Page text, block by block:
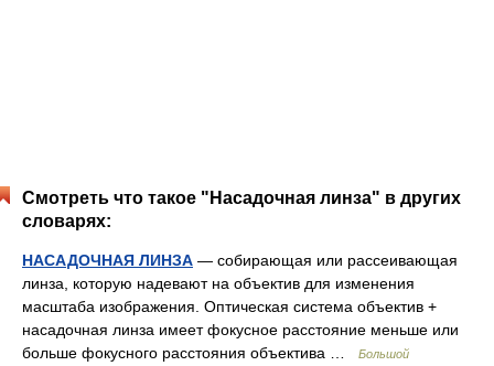
Смотреть что такое "Насадочная линза" в других
словарях:
НАСАДОЧНАЯ ЛИНЗА — собирающая или рассеивающая
линза, которую надевают на объектив для изменения
масштаба изображения. Оптическая система объектив +
насадочная линза имеет фокусное расстояние меньше или
больше фокусного расстояния объектива …
Большой